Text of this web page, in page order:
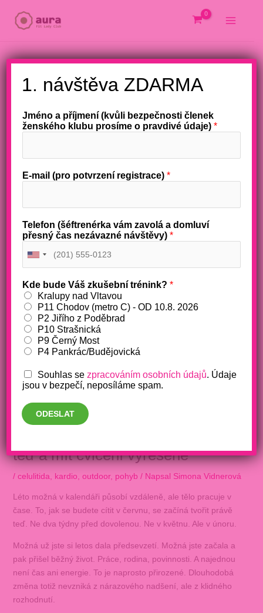
teď a mít cvičení vyřešené
/ celulitida kardio outdoor, pohyb / Napsal Simona Vidnerová
Léto možná v kalendáři působí vzdáleně, ale tělo pracuje v
čase. To, jak se budete cítit v červnu, se začíná tvořit právě
teď. Ne dva týdny před dovolenou. Ne v květnu. Ale v únoru.
Možná už jste si letos dala předsevzetí. Možná jste začala a
pak přišel běžný život. Práce, rodina, povinnosti. A najednou
není čas ani energie. To je naprosto přirozené. Dlouhodobá
změna totiž nevzniká z nárazového nadšení, ale z klidného
rozhodnutí.
1. návštěva ZDARMA
Jméno a příjmení (kvůli bezpečnosti členek
ženského klubu prosíme o pravdivé údaje)*
E-mail (pro potvrzení registrace)*
Telefon (šéftrenérka vám zavolá a domluví
přesný čas nezávazné návštěvy)*
Kde bude Váš zkušební trénink?*
Kralupy nad Vltavou
P11 Chodov (metro C) - OD 10.8. 2026
P2 Jiřího z Poděbrad
P10 Strašnická
P9 Černý Most
P4 Pankrác/Budějovická
Souhlas sezpracováním osobních údajů. Údaje
jsou v bezpečí, neposíláme spam.
ODESLAT
X